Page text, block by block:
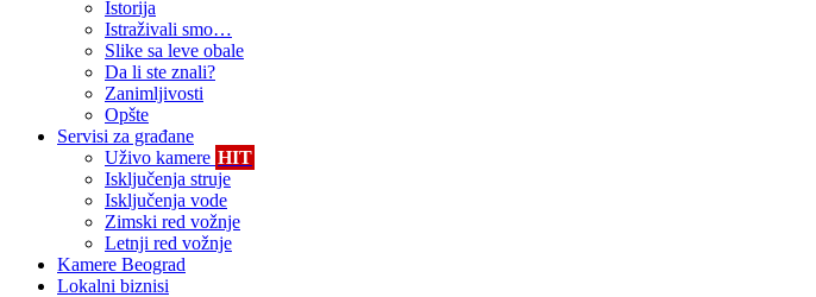
Istorija
Istraživali smo…
Slike sa leve obale
Da li ste znali?
Zanimljivosti
Opšte
Servisi za građane
Uživo kamere HIT
Isključenja struje
Isključenja vode
Zimski red vožnje
Letnji red vožnje
Kamere Beograd
Lokalni biznisi